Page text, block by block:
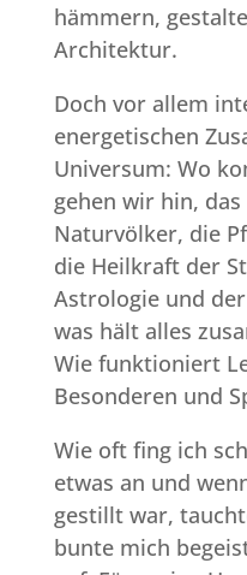
hämmern,
Architektur.
Doch vor allem
energetischen
Universum: Wo
gehen wir hin,
Naturvölker, die
die Heilkraft der
Astrologie und
was hält alles
Wie funktioniert
Besonderen und
Wie oft fing ich
etwas an und
gestillt war,
bunte mich